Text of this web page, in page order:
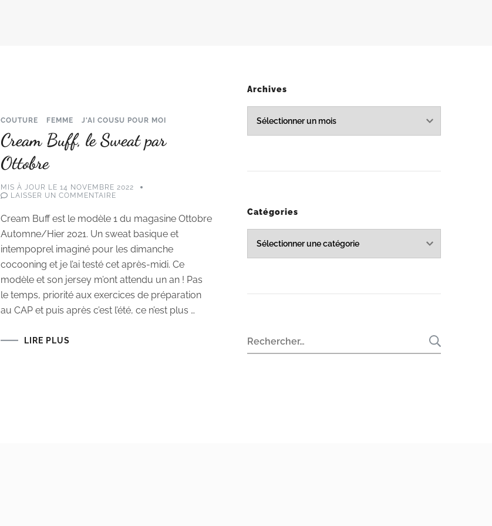
COUTURE FEMME J'AI COUSU POUR MOI
Cream Buff, le Sweat par
Ottobre
MIS À JOUR LE 14 NOVEMBRE 2022
LAISSER UN COMMENTAIRE
LE
PAR
OTTOBRE
Cream Buff est le modèle 1 du magasine Ottobre
Automne/Hier 2021. Un sweat basique et
intempoprel imaginé pour les dimanche
cocooning et je l’ai testé cet après-midi. Ce
modèle et son jersey m’ont attendu un an ! Pas
le temps, priorité aux exercices de préparation
au CAP et puis après c’est l’été, ce n’est plus …
LIRE PLUS
Archives
Archives
Catégories
Catégories
Rechercher :